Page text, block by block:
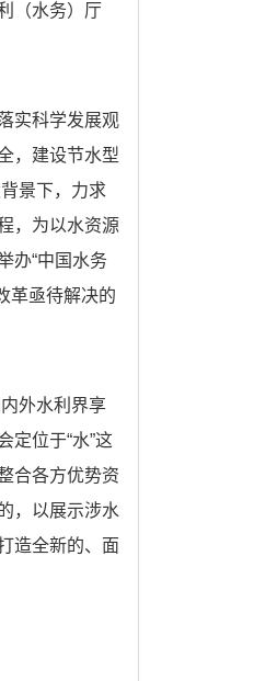
（水务）厅
实科学发展观
，建设节水型
景下，力求
，为以水资源
办“中国水务
革亟待解决的
外水利界享
定位于“水”这
合各方优势资
，以展示涉水
造全新的、面